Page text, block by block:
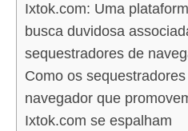
Ixtok.com: Uma
busca duvidosa
sequestradores de
Como os
navegador que
Ixtok.com se espalham